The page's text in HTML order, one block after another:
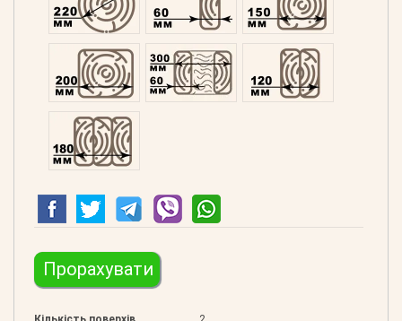
Профільований 200Подвійний 300 Клеєний 120
Клеєний 180
Прорахувати